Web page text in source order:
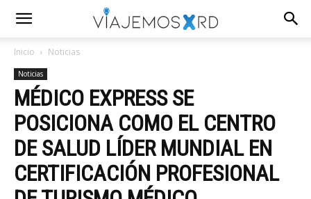
Inicio Noticias
Noticias
MÉDICO EXPRESS SE
POSICIONA COMO EL CENTRO
DE SALUD LÍDER MUNDIAL EN
CERTIFICACIÓN PROFESIONAL